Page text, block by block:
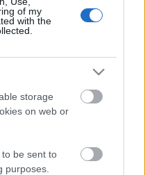
of my
with the
storage
on web or
be sent to
purposes.
változás fő okozója az
volt, ami az utolsó
adatokat produkált.
egyet és betette az
még megmaradt
pedig késő estére
el. a Floor végülis
- bár néhány hete
láthatók. De már
elejétől A legjobb
RTL.